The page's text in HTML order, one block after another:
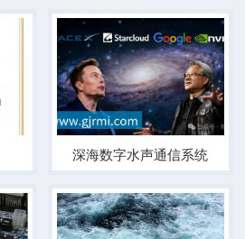
深海数字水声通信系统